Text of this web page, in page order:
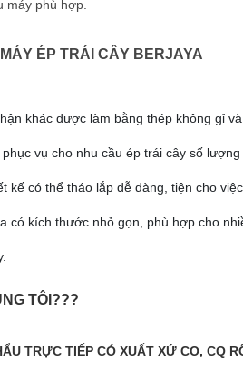
máy phù hợp.
ÉP TRÁI CÂY BERJAYA
khác được làm bằng thép không gỉ
vụ cho nhu cầu ép trái cây số lượng
kế có thể tháo lắp dễ dàng, tiện cho
có kích thước nhỏ gọn, phù hợp cho
TÔI???
TRỰC TIẾP CÓ XUẤT XỨ CO, CQ